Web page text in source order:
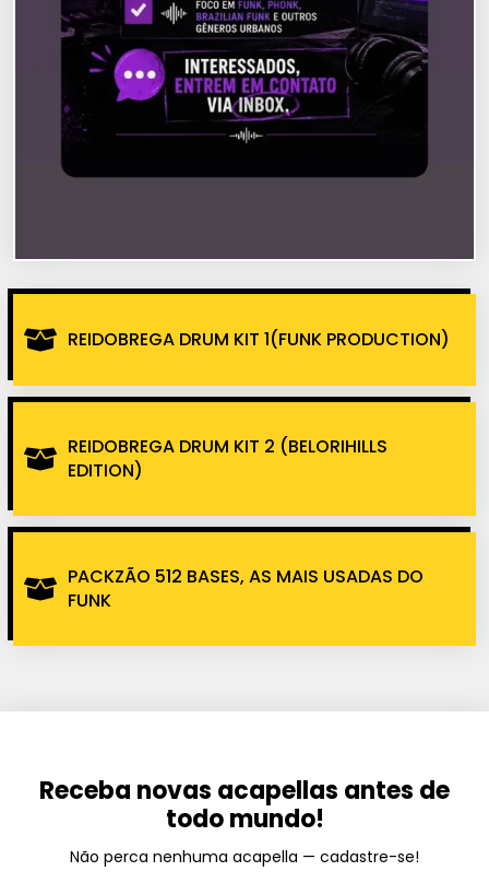
REIDOBREGA DRUM KIT 1(FUNK PRODUCTION)
REIDOBREGA DRUM KIT 2 (BELORIHILLS
EDITION)
PACKZÃO 512 BASES, AS MAIS USADAS DO
FUNK
Receba novas acapellas antes de
todo mundo!
Não perca nenhuma acapella — cadastre-se!